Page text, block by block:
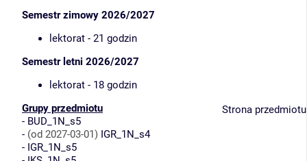
Semestr zimowy 2026/2027
lektorat - 21 godzin
Semestr letni 2026/2027
lektorat - 18 godzin
Grupy przedmiotu
- BUD_1N_s5
- (od 2027-03-01) IGR_1N_s4
- IGR_1N_s5
Strona przedmiotu